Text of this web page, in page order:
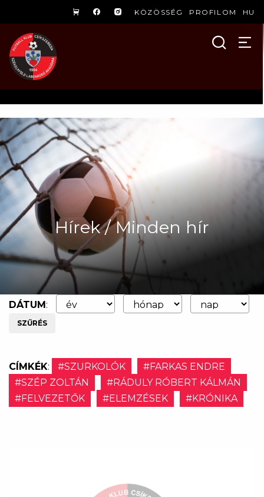
KÖZÖSSÉG PROFILOM HU
Hírek / Minden hír
DÁTUM:
SZŰRÉS
CÍMKÉK: #SZURKOLÓK
#FARKAS ENDRE
#SZÉP ZOLTÁN
#RÁDULY RÓBERT KÁLMÁN
#FELVEZETŐK
#ELEMZÉSEK #KRÓNIKA